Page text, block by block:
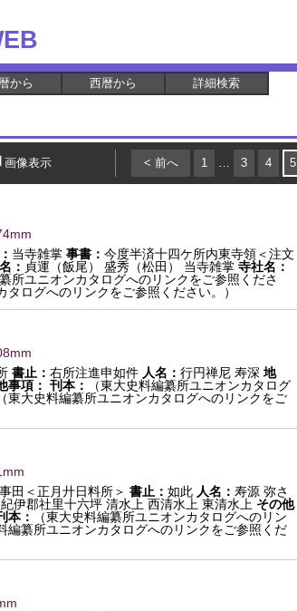
から 西暦から 詳細検索
画像表示 < 前へ 1 … 3 4 5
当寺雑掌 事書： 今度半済十四ケ所内東寺領＜注文
： 貞運（飯尾） 盛秀（松田） 当寺雑掌 寺社名：
纂所ユニオンカタログへのリンクをご参照くださ
タログへのリンクをご参照ください。）
書止： 右所注進申如件 人名： 行円禅尼 寿深 地
事項： 刊本：
（東大史料編纂所ユニオンカタログ
（東大史料編纂所ユニオンカタログへのリンクをご
田＜正月廾日料所＞ 書止： 如此 人名： 寿源 弥さ
伊郡社里十六坪 清水上 西清水上 東清水上 その他
本：
（東大史料編纂所ユニオンカタログへのリン
編纂所ユニオンカタログへのリンクをご参照くだ